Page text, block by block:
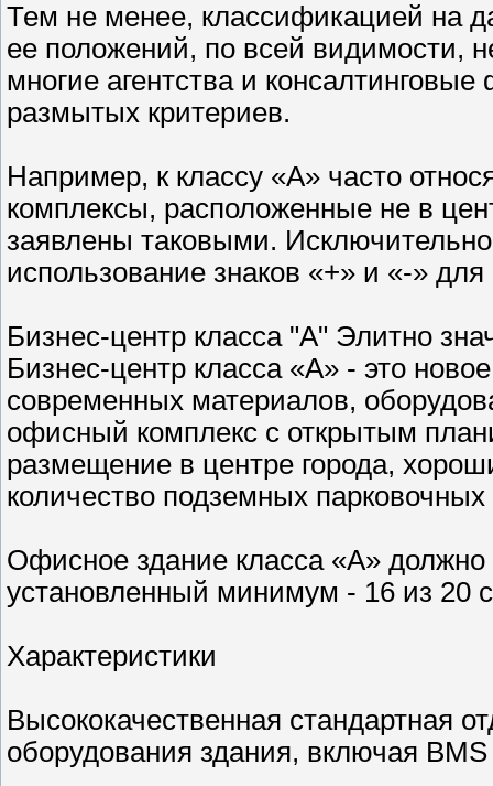
Тем не менее, классификацией на
ее положений, по всей видимости,
многие агентства и
размытых критериев.
Например, к классу «А» часто
комплексы, расположенные не в
заявлены таковыми.
использование знаков «+» и «-»
Бизнес-центр класса "А" Элитно
Бизнес-центр класса «А» - это
современных материалов,
офисный комплекс с открытым
размещение в центре города,
количество подземных парковочных
Офисное здание класса «А»
установленный минимум - 16 из 20
Характеристики
Высококачественная стандартная
оборудования здания, включая